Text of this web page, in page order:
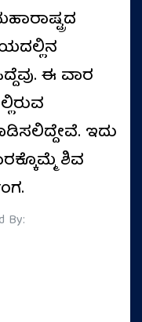
ಈ ವಾರ
ಇದು
ಶಿವ
By: